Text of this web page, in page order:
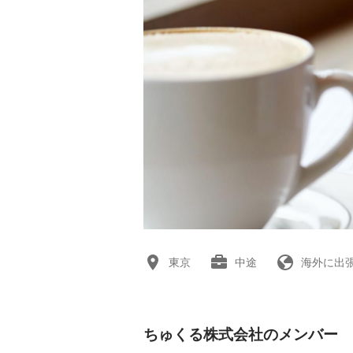
東京 中途 海外に出
ちゅくる株式会社のメンバー